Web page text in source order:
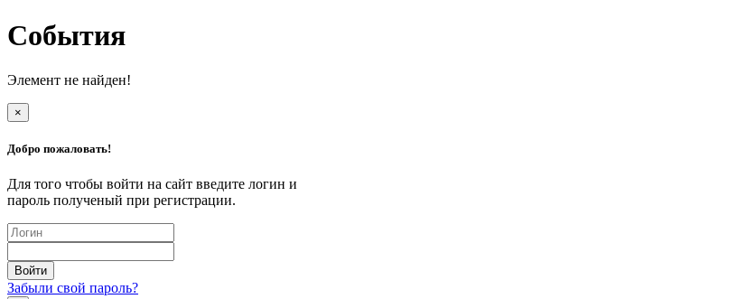
События
Элемент не найден!
×
Добро пожаловать!
Для того чтобы войти на сайт введите логин и
пароль полученый при регистрации.
Забыли свой пароль?